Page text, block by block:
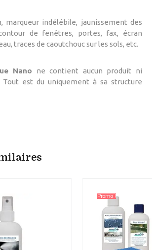
marqueur indélébile, jaunissement des
de fenêtres, portes, fax, écran
traces de caoutchouc sur les sols, etc.
Nano ne contient aucun produit ni
est du uniquement à sa structure
Promo !